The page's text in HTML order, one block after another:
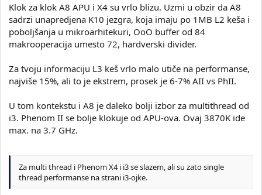
Klok za klok A8 APU i X4 su vrlo blizu. Uzmi u obzir da A8
sadrzi unapredjena K10 jezgra, koja imaju po 1MB L2 keša i
poboljšanja u mikroarhitekuri, OoO buffer od 84
makrooperacija umesto 72, hardverski divider.
Za tvoju informaciju L3 keš vrlo malo utiče na performanse,
najviše 15%, ali to je ekstrem, prosek je 6-7% AII vs PhII.
U tom kontekstu i A8 je daleko bolji izbor za multithread od
i3. Phenom II se bolje klokuje od APU-ova. Ovaj 3870K ide
max. na 3.7 GHz.
Za multi thread i Phenom X4 i i3 se slazem, ali su zato single
thread performanse na strani i3-ojke.